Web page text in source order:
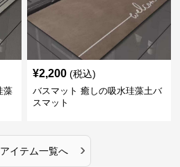
藻
¥2,200 (税込)
バスマット 癒しの吸水珪藻土バ
スマット
イテム一覧へ ›